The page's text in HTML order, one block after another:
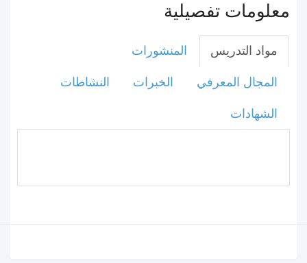
معلومات تفصيلية
مواد التدريس المنشورات
المجال المعرفي الخبرات النشاطات
الشهادات